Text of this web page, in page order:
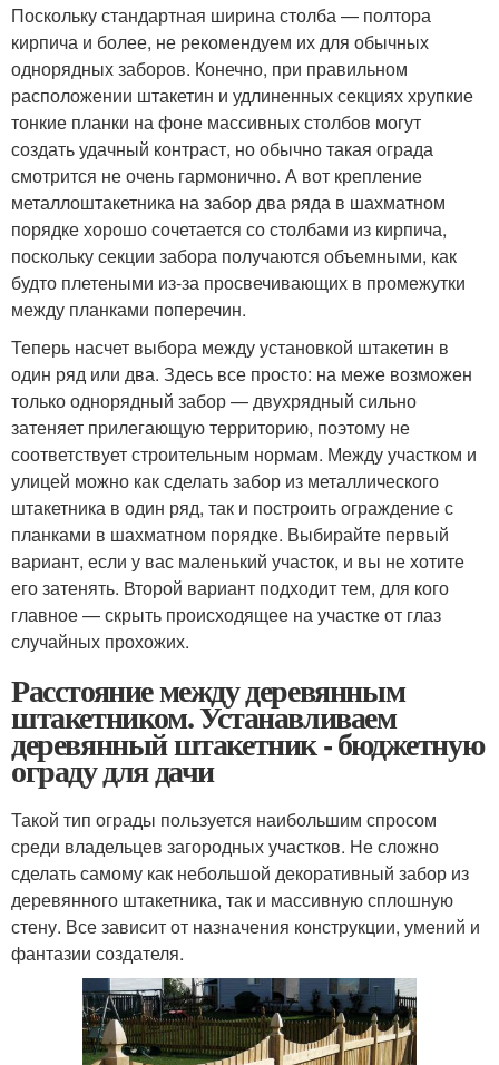
Поскольку стандартная ширина столба — полтора
кирпича и более, не рекомендуем их для обычных
однорядных заборов. Конечно, при правильном
расположении штакетин и удлиненных секциях хрупкие
тонкие планки на фоне массивных столбов могут
создать удачный контраст, но обычно такая ограда
смотрится не очень гармонично. А вот крепление
металлоштакетника на забор два ряда в шахматном
порядке хорошо сочетается со столбами из кирпича,
поскольку секции забора получаются объемными, как
будто плетеными из-за просвечивающих в промежутки
между планками поперечин.
Теперь насчет выбора между установкой штакетин в
один ряд или два. Здесь все просто: на меже возможен
только однорядный забор — двухрядный сильно
затеняет прилегающую территорию, поэтому не
соответствует строительным нормам. Между участком и
улицей можно как сделать забор из металлического
штакетника в один ряд, так и построить ограждение с
планками в шахматном порядке. Выбирайте первый
вариант, если у вас маленький участок, и вы не хотите
его затенять. Второй вариант подходит тем, для кого
главное — скрыть происходящее на участке от глаз
случайных прохожих.
Расстояние между деревянным
штакетником. Устанавливаем
деревянный штакетник - бюджетную
ограду для дачи
Такой тип ограды пользуется наибольшим спросом
среди владельцев загородных участков. Не сложно
сделать самому как небольшой декоративный забор из
деревянного штакетника, так и массивную сплошную
стену. Все зависит от назначения конструкции, умений и
фантазии создателя.